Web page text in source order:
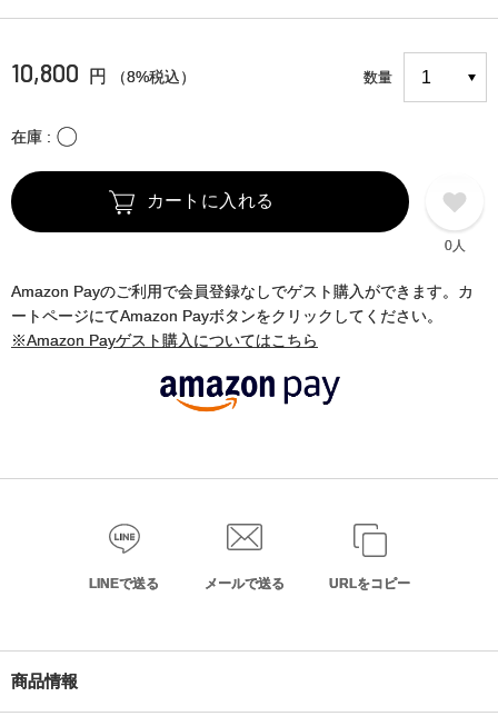
10,800 円 （8%税込） 数量
在庫 〇
カートに入れる
0人
Amazon Payのご利用で会員登録なしでゲスト購入ができます。カ
ートページにてAmazon Payボタンをクリックしてください。
※Amazon Payゲスト購入についてはこちら
LINEで送る メールで送る URLをコピー
商品情報